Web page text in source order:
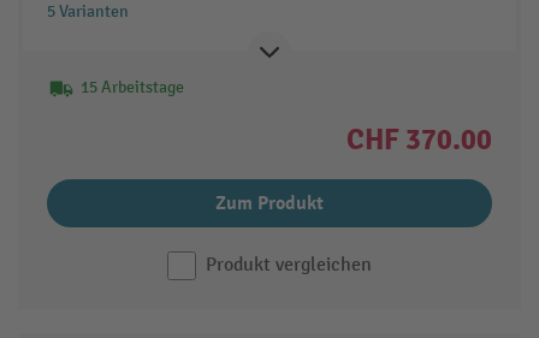
5 Varianten
15 Arbeitstage
CHF 370.00
Zum Produkt
Produkt vergleichen